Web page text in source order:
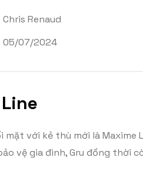
Chris Renaud
05/07/2024
mặt với kẻ thù mới là
vệ gia đình, Gru đồng thời